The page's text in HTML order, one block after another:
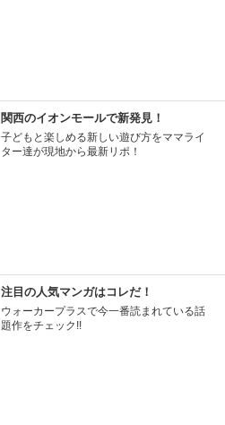
関西のイオンモールで新発見！
子どもと楽しめる新しい遊び方をママライ
ター達が現地から最新リポ！
注目の人気マンガはコレだ！
ウォーカープラスで今一番読まれている話
題作をチェック!!